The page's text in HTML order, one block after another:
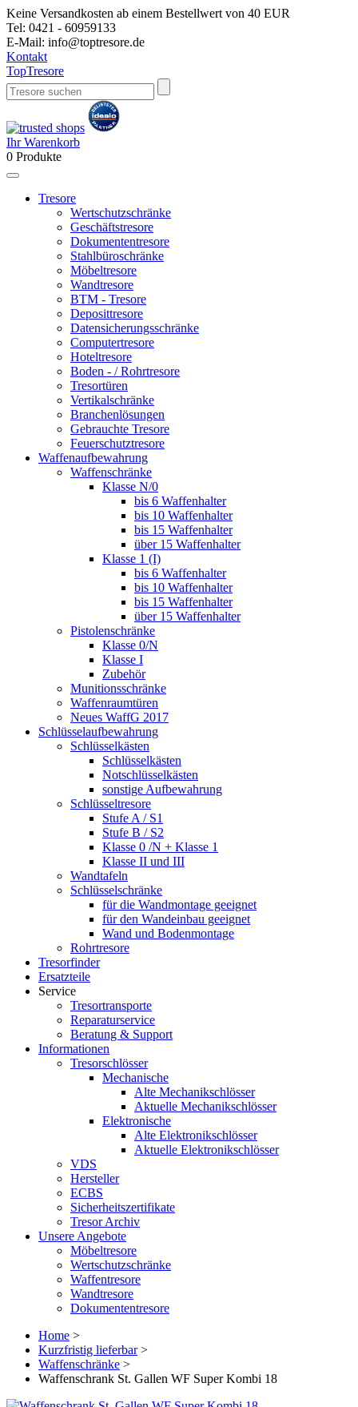
Keine Versandkosten ab einem Bestellwert von 40 EUR
Tel: 0421 - 60959133
E-Mail: info@toptresore.de
Kontakt
TopTresore
Ihr Warenkorb
0 Produkte
Tresore
Wertschutzschränke
Geschäftstresore
Dokumententresore
Stahlbüroschränke
Möbeltresore
Wandtresore
BTM - Tresore
Deposittresore
Datensicherungsschränke
Computertresore
Hoteltresore
Boden - / Rohrtresore
Tresortüren
Vertikalschränke
Branchenlösungen
Gebrauchte Tresore
Feuerschutztresore
Waffenaufbewahrung
Waffenschränke
Klasse N/0
bis 6 Waffenhalter
bis 10 Waffenhalter
bis 15 Waffenhalter
über 15 Waffenhalter
Klasse 1 (I)
bis 6 Waffenhalter
bis 10 Waffenhalter
bis 15 Waffenhalter
über 15 Waffenhalter
Pistolenschränke
Klasse 0/N
Klasse I
Zubehör
Munitionsschränke
Waffenraumtüren
Neues WaffG 2017
Schlüsselaufbewahrung
Schlüsselkästen
Schlüsselkästen
Notschlüsselkästen
sonstige Aufbewahrung
Schlüsseltresore
Stufe A / S1
Stufe B / S2
Klasse 0 /N + Klasse 1
Klasse II und III
Wandtafeln
Schlüsselschränke
für die Wandmontage geeignet
für den Wandeinbau geeignet
Wand und Bodenmontage
Rohrtresore
Tresorfinder
Ersatzteile
Service
Tresortransporte
Reparaturservice
Beratung & Support
Informationen
Tresorschlösser
Mechanische
Alte Mechanikschlösser
Aktuelle Mechanikschlösser
Elektronische
Alte Elektronikschlösser
Aktuelle Elektronikschlösser
VDS
Hersteller
ECBS
Sicherheitszertifikate
Tresor Archiv
Unsere Angebote
Möbeltresore
Wertschutzschränke
Waffentresore
Wandtresore
Dokumententresore
Home >
Kurzfristig lieferbar >
Waffenschränke >
Waffenschrank St. Gallen WF Super Kombi 18